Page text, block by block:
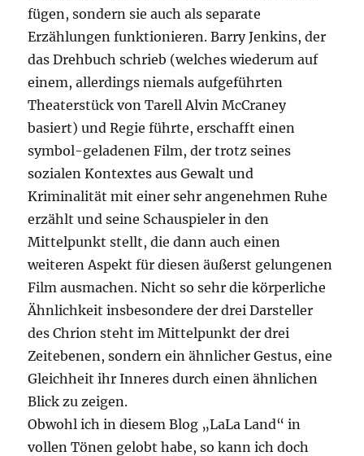
fügen, sondern sie auch als separate
Erzählungen funktionieren. Barry Jenkins, der
das Drehbuch schrieb (welches wiederum auf
einem, allerdings niemals aufgeführten
Theaterstück von Tarell Alvin McCraney
basiert) und Regie führte, erschafft einen
symbol-geladenen Film, der trotz seines
sozialen Kontextes aus Gewalt und
Kriminalität mit einer sehr angenehmen Ruhe
erzählt und seine Schauspieler in den
Mittelpunkt stellt, die dann auch einen
weiteren Aspekt für diesen äußerst gelungenen
Film ausmachen. Nicht so sehr die körperliche
Ähnlichkeit insbesondere der drei Darsteller
des Chrion steht im Mittelpunkt der drei
Zeitebenen, sondern ein ähnlicher Gestus, eine
Gleichheit ihr Inneres durch einen ähnlichen
Blick zu zeigen.
Obwohl ich in diesem Blog „LaLa Land“ in
vollen Tönen gelobt habe, so kann ich doch